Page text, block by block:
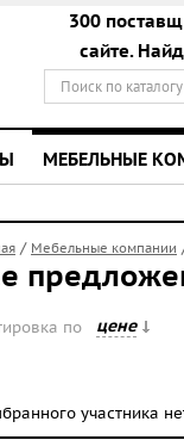
300
сайте.
МЕБЕЛЬНЫЕ
/ Мебельные компании
по цене
участника